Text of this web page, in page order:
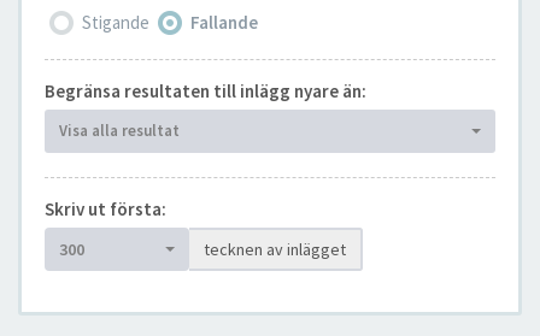
Stigande Fallande
Begränsa resultaten till inlägg nyare än:
Visa alla resultat
Skriv ut första:
300 tecknen av inlägget